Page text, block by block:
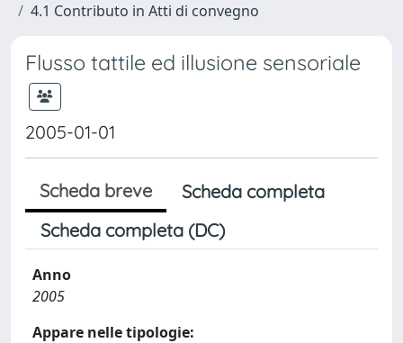
4.1 Contributo in Atti di convegno
Flusso tattile ed illusione sensoriale
2005-01-01
Scheda breve
Scheda completa
Scheda completa (DC)
Anno
2005
Appare nelle tipologie: